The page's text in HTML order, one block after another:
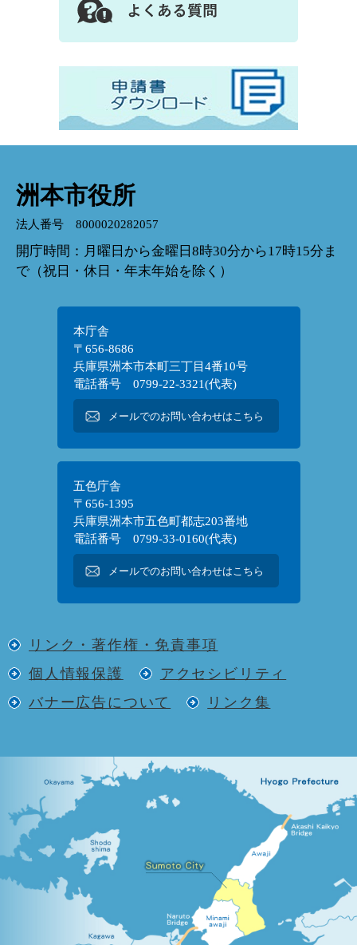
洲本市役所
法人番号 8000020282057
開庁時間：月曜日から金曜日8時30分から17時15分ま
で（祝日・休日・年末年始を除く）
本庁舎
〒656-8686
兵庫県洲本市本町三丁目4番10号
電話番号 0799-22-3321(代表)
メールでのお問い合わせはこちら
五色庁舎
〒656-1395
兵庫県洲本市五色町都志203番地
電話番号 0799-33-0160(代表)
メールでのお問い合わせはこちら
リンク・著作権・免責事項
個人情報保護
アクセシビリティ
バナー広告について
リンク集